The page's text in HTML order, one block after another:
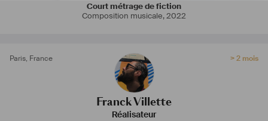
Court métrage de fiction
Composition musicale,2022
Paris, France > 2 mois
Franck Villette
Réalisateur